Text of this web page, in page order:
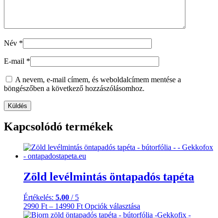
Név *
E-mail *
A nevem, e-mail címem, és weboldalcímem mentése a
böngészőben a következő hozzászólásomhoz.
Kapcsolódó termékek
Zöld levélmintás öntapadós tapéta
Értékelés: 5.00 / 5
2990 Ft – 14990 FtÁrtartomány:
2990 Ft
Opciók választása
a